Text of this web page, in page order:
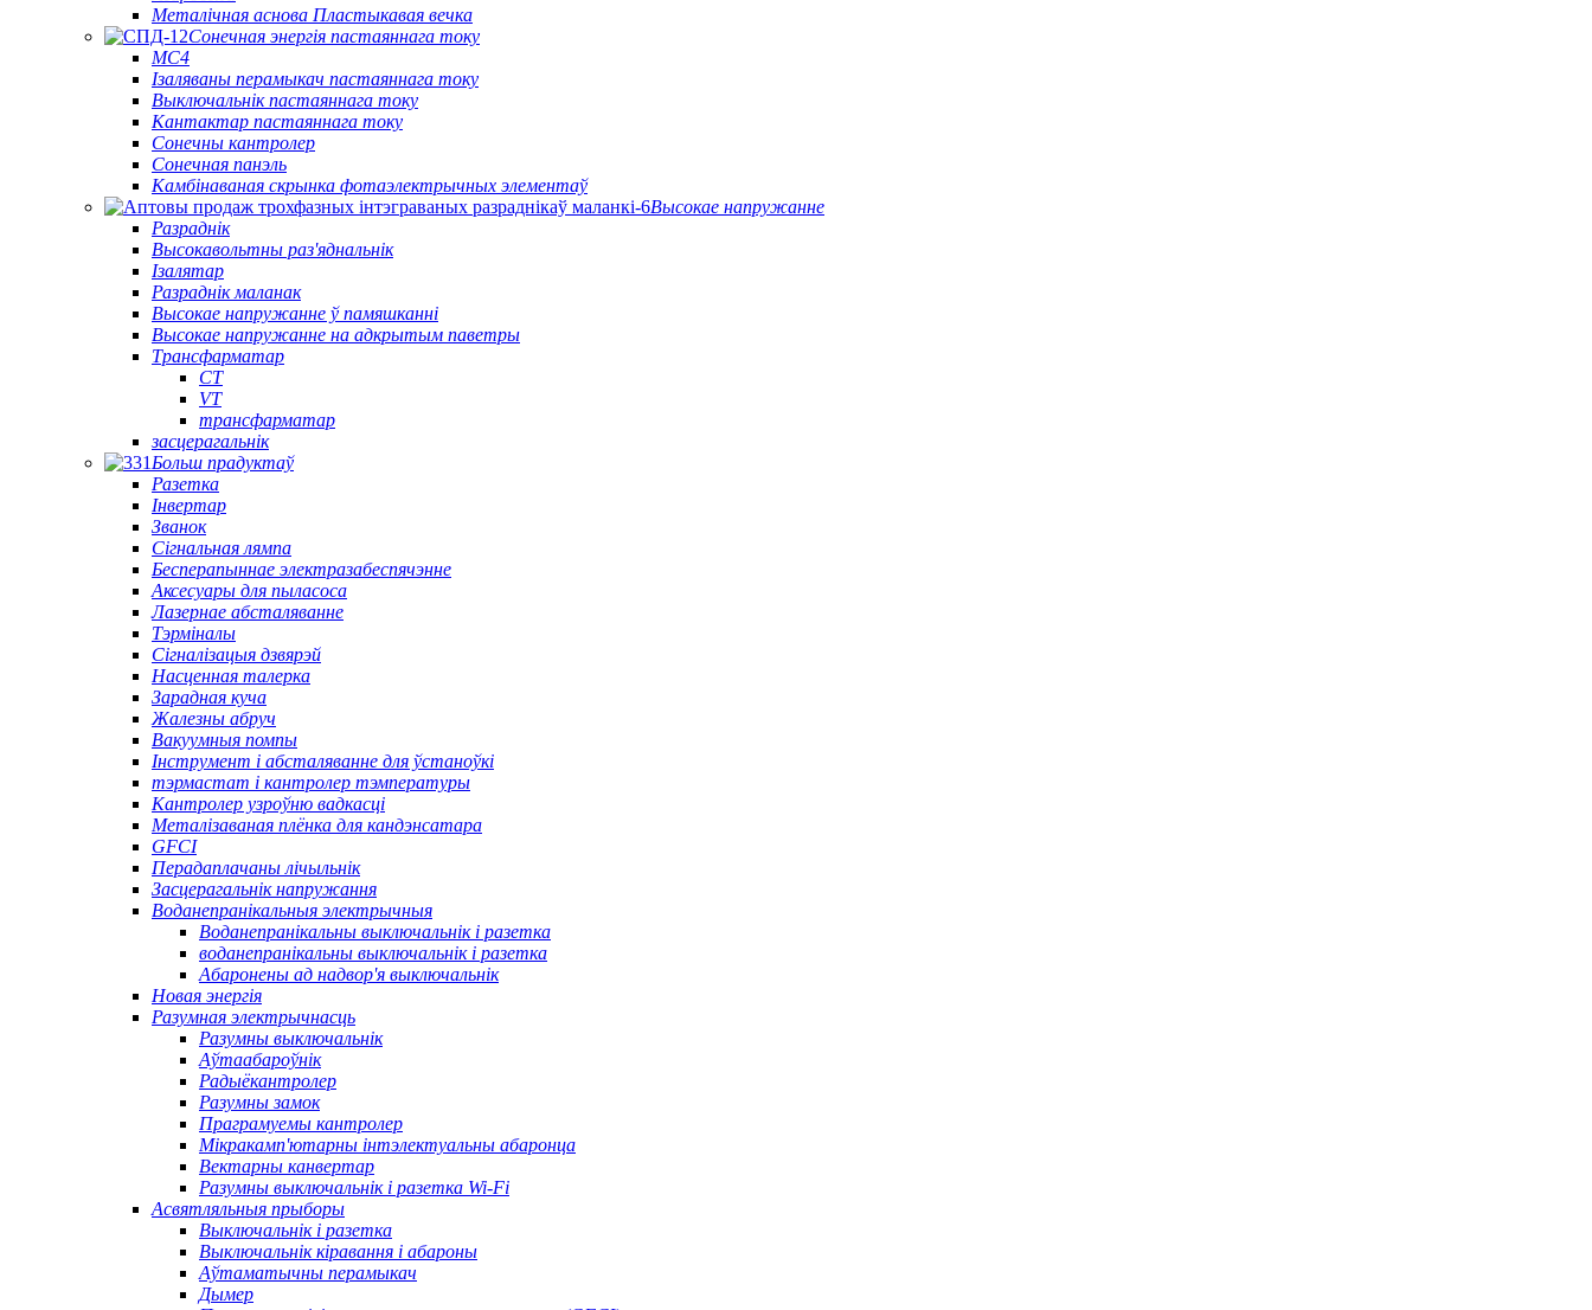
Металічная аснова Пластыкавая вечка
Сонечная энергія пастаяннага току
МС4
Ізаляваны перамыкач пастаяннага току
Выключальнік пастаяннага току
Кантактар ​​пастаяннага току
Сонечны кантролер
Сонечная панэль
Камбінаваная скрынка фотаэлектрычных элементаў
Высокае напружанне
Разраднік
Высокавольтны раз'яднальнік
Ізалятар
Разраднік маланак
Высокае напружанне ў памяшканні
Высокае напружанне на адкрытым паветры
Трансфарматар
CT
VT
трансфарматар
засцерагальнік
Больш прадуктаў
Разетка
Інвертар
Званок
Сігнальная лямпа
Бесперапыннае электразабеспячэнне
Аксесуары для пыласоса
Лазернае абсталяванне
Тэрміналы
Сігналізацыя дзвярэй
Насценная талерка
Зарадная куча
Жалезны абруч
Вакуумныя помпы
Інструмент і абсталяванне для ўстаноўкі
тэрмастат і кантролер тэмпературы
Кантролер узроўню вадкасці
Металізаваная плёнка для кандэнсатара
GFCI
Перадаплачаны лічыльнік
Засцерагальнік напружання
Воданепранікальныя электрычныя
Воданепранікальны выключальнік і разетка
воданепранікальны выключальнік і разетка
Абаронены ад надвор'я выключальнік
Новая энергія
Разумная электрычнасць
Разумны выключальнік
Аўтаабароўнік
Радыёкантролер
Разумны замок
Праграмуемы кантролер
Мікракамп'ютарны інтэлектуальны абаронца
Вектарны канвертар
Разумны выключальнік і разетка Wi-Fi
Асвятляльныя прыборы
Выключальнік і разетка
Выключальнік кіравання і абароны
Аўтаматычны перамыкач
Дымер